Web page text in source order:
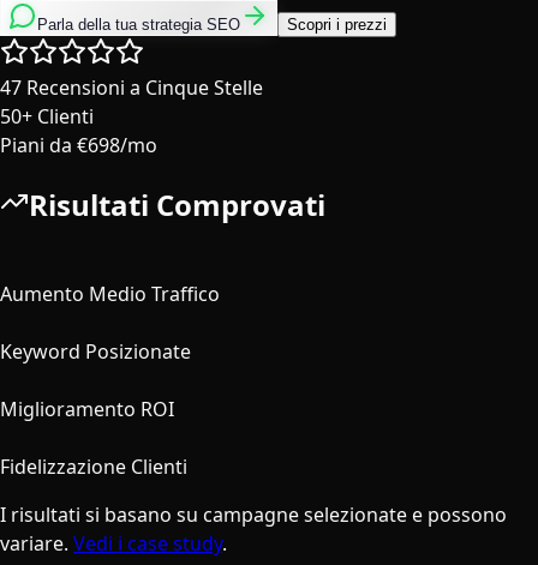
Parla della tua strategia SEO Scopri i prezzi
47 Recensioni a Cinque Stelle
50+ Clienti
Piani da €698/mo
Risultati Comprovati
Aumento Medio Traffico
Keyword Posizionate
Miglioramento ROI
Fidelizzazione Clienti
I risultati si basano su campagne selezionate e possono
variare. Vedi i case study.